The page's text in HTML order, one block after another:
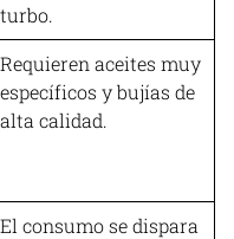
turbo.
Requieren aceites muy
específicos y bujías de
alta calidad.
El consumo se dispara